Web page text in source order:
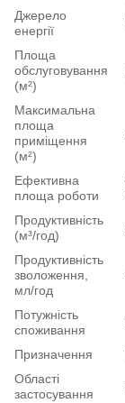
Джерело
енергії
Площа
обслуговування
(м²)
Максимальна
площа
приміщення
(м²)
Ефективна
площа роботи
Продуктивність
(м³/год)
Продуктивність
зволоження,
мл/год
Потужність
споживання
Призначення
Області
застосування